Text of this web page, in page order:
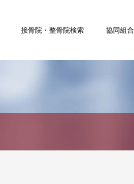
接骨院・整骨院検索 協同組合